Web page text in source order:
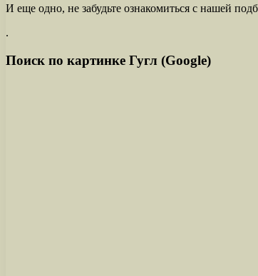
И еще одно, не забудьте ознакомиться с нашей
.
Поиск по картинке Гугл (Google)